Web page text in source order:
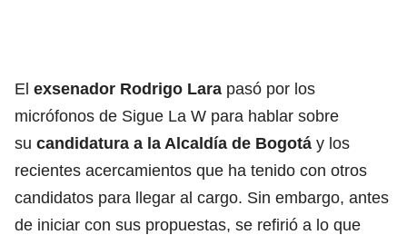
El exsenador Rodrigo Lara pasó por los
micrófonos de Sigue La W para hablar sobre
su candidatura a la Alcaldía de Bogotá y los
recientes acercamientos que ha tenido con otros
candidatos para llegar al cargo. Sin embargo, antes
de iniciar con sus propuestas, se refirió a lo que